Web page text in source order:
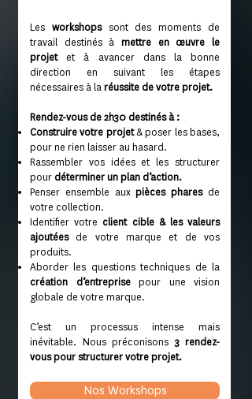
Les workshops sont des moments de
travail destinés à mettre en œuvre le
projetet à avancer dans la bonne
direction en suivant les étapes
nécessaires à laréussite de votre projet.
Rendez-vous de 2h30 destinés à :
Construire votre projet& poser les bases,
pour ne rien laisser au hasard.
Rassembler vos idées et les structurer
pour déterminer un plan d’action.
Penser ensemble auxpièces pharesde
votre collection.
Identifier votre client cible & les valeurs
ajoutéesde votre marque et de vos
produits.
Aborder les questions techniques de la
création d’entreprisepour une vision
globale de votre marque.
C’est un processus intense mais
inévitable. Nous préconisons 3 rendez-
vous pour structurer votre projet.
Nos Workshops